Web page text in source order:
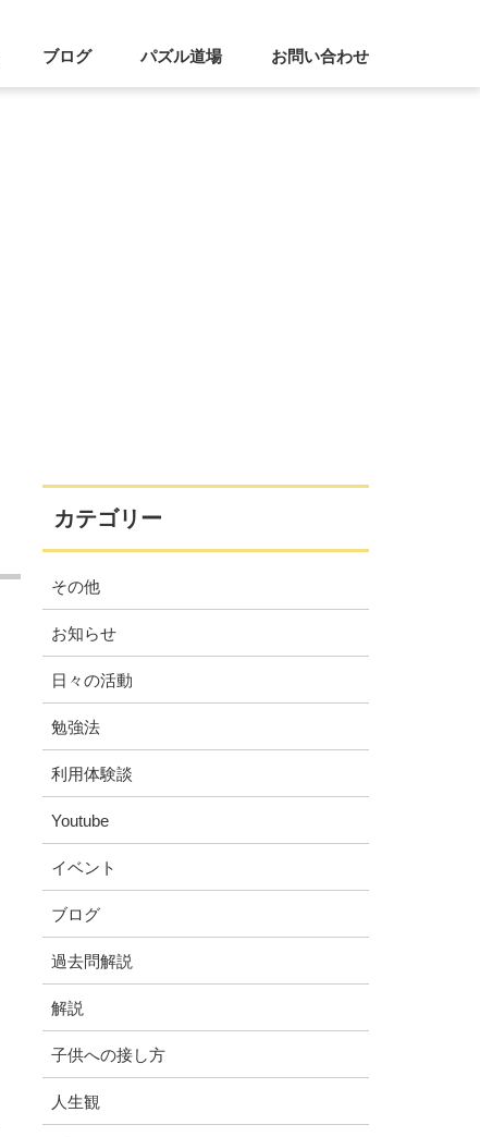
ブログ パズル道場 お問い合わせ
カテゴリー
その他
お知らせ
日々の活動
勉強法
利用体験談
Youtube
イベント
ブログ
過去問解説
解説
子供への接し方
人生観